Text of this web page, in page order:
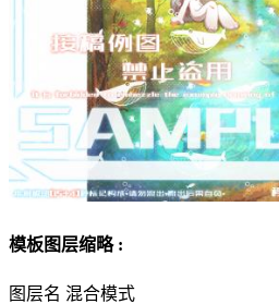
模板图层缩略 :
图层名 混合模式